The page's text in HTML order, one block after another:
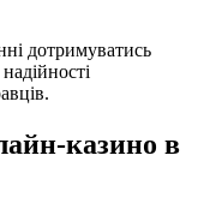
дотримуватись
казино в